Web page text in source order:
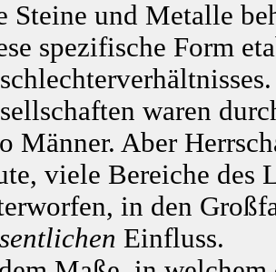
Steine und Metalle
spezifische Form
waren
Männer. Aber
viele Bereiche des
in den
Einfluss.